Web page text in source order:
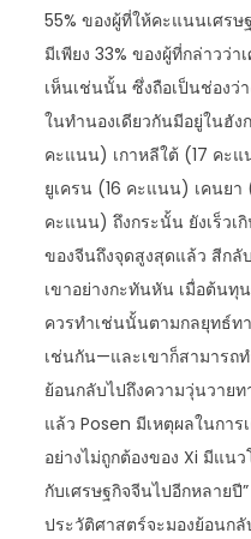
55% ของผู้ที่ให้คะแนนเศร
มีเพียง 33% ของผู้ที่กล่าวว่
เห็นเช่นนั้น ซึ่งถือเป็นช่อง
ในทำนองเดียวกันมีอยู่ในฮัง
คะแนน) เกาหลีใต้ (17 คะ
ยูเครน (16 คะแนน) เคนย
คะแนน) ถึงกระนั้น ยังเร็วเ
ของจีนถึงจุดสูงสุดแล้ว สีกลั
เขาอย่างกะทันหัน เมื่อต้นทุ
ควรทำเช่นนั้นตามกลยุทธ์ทา
เช่นกัน—และเขาก็สามารถ
ย้อนกลับไปถึงความวุ่นวาย
แล้ว Posen มีเหตุผลในกา
อย่างไม่ถูกต้องของ Xi มีแน
กับเศรษฐกิจจีนไปอีกหลาย
ประวัติศาสตร์จะมองย้อนก